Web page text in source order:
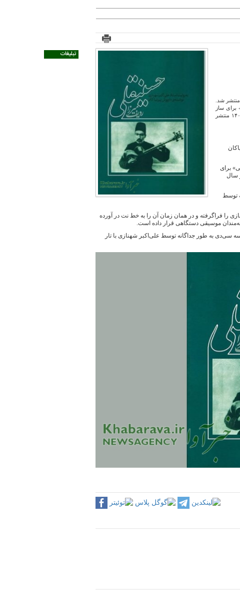
شد.
برای ساز
تار، به روایت علی‌اکبر شهنازی، نوشته داریوش پیرنیاکان، توسط انتشارات ماهور در سال ۱۴۰۵ منتشر
برای
سال
توسط
را فراگرفته و در همان زمان آن را به خط نت در آورده
موسیقی دستگاهی قرار داده است.
سی‌دی به طور جداگانه توسط علی‌اکبر شهنازی با تار
تبلیغات